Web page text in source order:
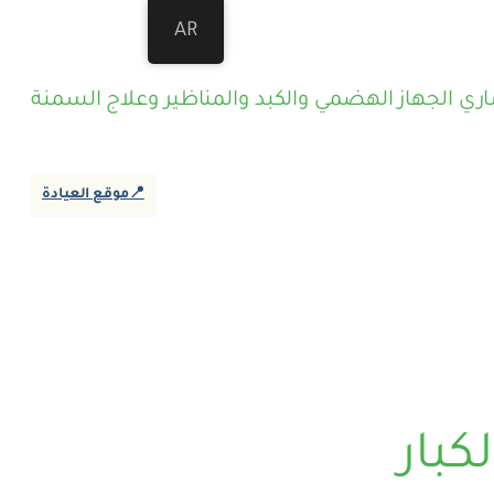
الجهاز الهضمي والكبد والمناظير وعلاج السمنة
📍موقع العيادة
AR